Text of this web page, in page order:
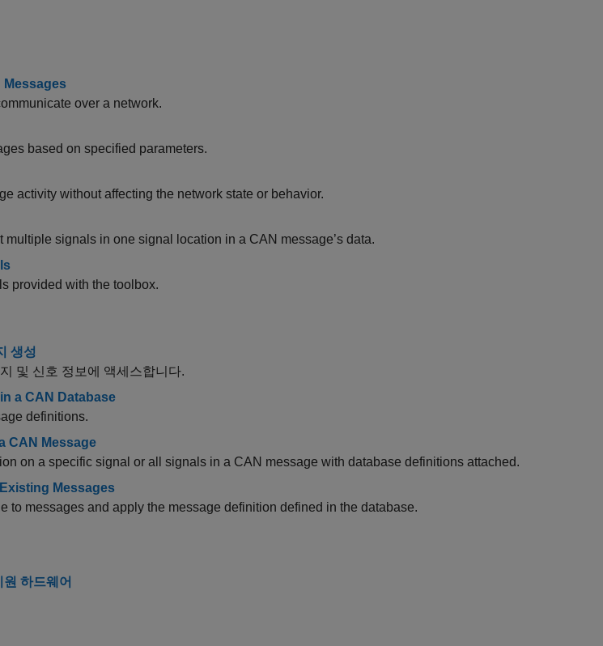
Messages
over a network.
based on specified parameters.
activity without affecting the network state or behavior.
multiple signals in one signal location in a CAN message’s data.
provided with the toolbox.
생성
및 신호 정보에 액세스합니다.
a CAN Database
definitions.
CAN Message
on a specific signal or all signals in a CAN message with database definitions attached.
Messages
to messages and apply the message definition defined in the database.
하드웨어